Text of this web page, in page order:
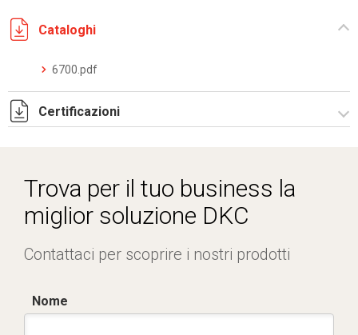
Cataloghi
6700.pdf
Certificazioni
Trova per il tuo business la
miglior soluzione DKC
Contattaci per scoprire i nostri prodotti
Nome